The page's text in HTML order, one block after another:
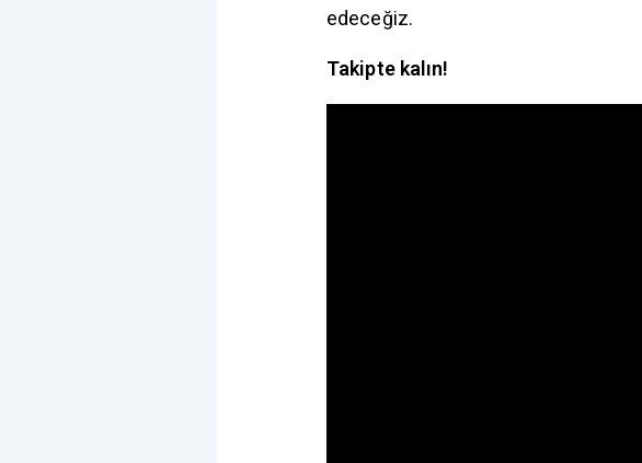
edeceğiz.
Takipte kalın!